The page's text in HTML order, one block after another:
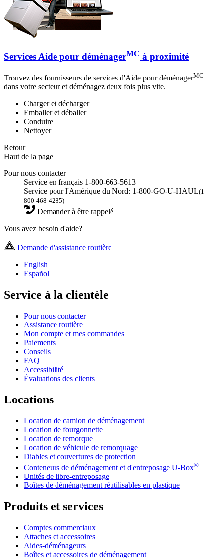
Services Aide pour déménagerMC à proximité
Trouvez des fournisseurs de services d'Aide pour déménagerMC
dans votre secteur et déménagez deux fois plus vite.
Charger et décharger
Emballer et déballer
Conduire
Nettoyer
Retour
Haut de la page
Pour nous contacter
Service en français 1-800-663-5613
Service pour l'Amérique du Nord: 1-800-GO-U-HAUL(1-
800-468-4285)
Demander à être rappelé
Vous avez besoin d'aide?
Demande d'assistance routière
English
Español
Service à la clientèle
Pour nous contacter
Assistance routière
Mon compte et mes commandes
Paiements
Conseils
FAQ
Accessibilité
Évaluations des clients
Locations
Location de camion de déménagement
Location de fourgonnette
Location de remorque
Location de véhicule de remorquage
Diables et couvertures de protection
Conteneurs de déménagement et d'entreposage U-Box®
Unités de libre-entreposage
Boîtes de déménagement réutilisables en plastique
Produits et services
Comptes commerciaux
Attaches et accessoires
Aides-déménageurs
Boîtes et accessoires de déménagement